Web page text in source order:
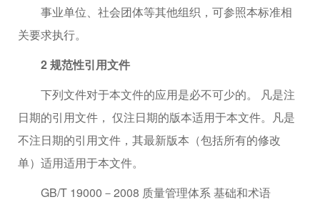
事业单位、社会团体等其他组织，可参照本标准相
关要求执行。
2 规范性引用文件
下列文件对于本文件的应用是必不可少的。 凡是注
日期的引用文件， 仅注日期的版本适用于本文件。凡是
不注日期的引用文件，其最新版本（包括所有的修改
单）适用适用于本文件。
GB/T 19000－2008 质量管理体系 基础和术语